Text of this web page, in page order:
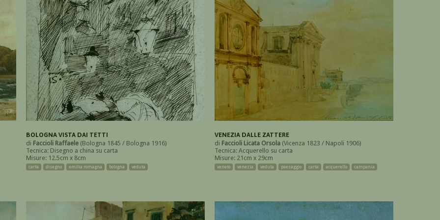
BOLOGNA VISTA DAI TETTI
di Faccioli Raffaele (Bologna 1845 / Bologna 1916)
Tecnica: Disegno a china su carta
Misure: 12.5cm x 8cm
carta disegno emilia romagna bologna veduta
VENEZIA DALLE ZATTERE
di Faccioli Licata Orsola (Vicenza 1823 / Napoli 1906)
Tecnica: Acquerello su carta
Misure: 21cm x 29cm
veneto venezia veduta paesaggio carta acquerello campania